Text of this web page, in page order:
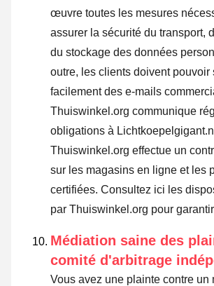
œuvre toutes les mesures
assurer la sécurité du transport,
du stockage des données
outre, les clients doivent pouvoir
facilement des e-mails
Thuiswinkel.org communique
obligations à
Thuiswinkel.org effectue un
sur les magasins en ligne et les
certifiées. Consultez ici les
par Thuiswinkel.org pour
Médiation saine des
comité d'arbitrage
Vous avez une plainte contre un